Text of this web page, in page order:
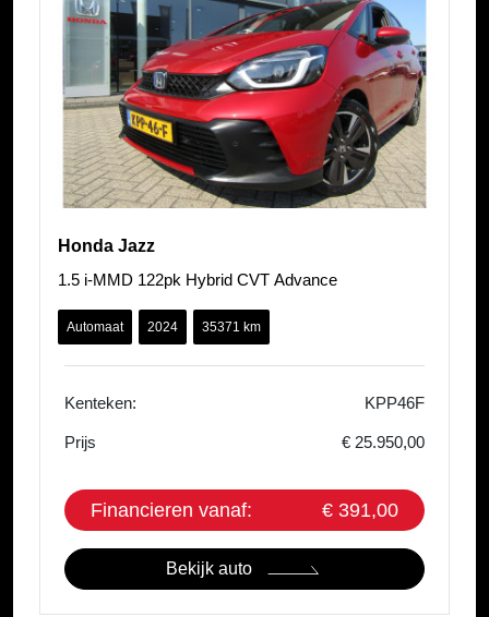
Honda Jazz
1.5 i-MMD 122pk Hybrid CVT Advance
Automaat 2024 35371 km
Kenteken: KPP46F
Prijs € 25.950,00
Financieren vanaf: € 391,00
Bekijk auto